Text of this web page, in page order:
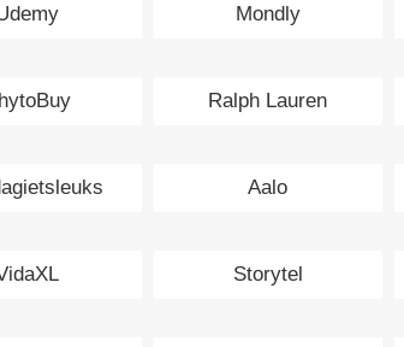
Mondly
Ralph Lauren
Aalo
Storytel